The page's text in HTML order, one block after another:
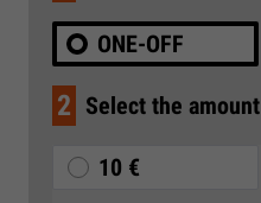
ONE-OFF
2 Select the amount
10 €